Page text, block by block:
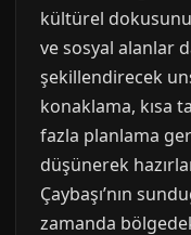
kültürel
ve sosyal alanlar
şekillendirecek
konaklama, kısa
fazla planlama
düşünerek
Çaybaşı’nın
zamanda